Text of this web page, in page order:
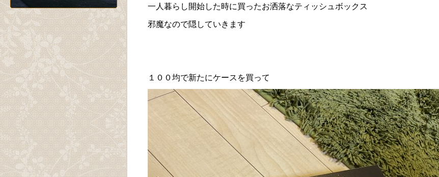
一人暮らし開始した時に買ったお洒落なティッシュボックス
邪魔なので隠していきます
１００均で新たにケースを買って